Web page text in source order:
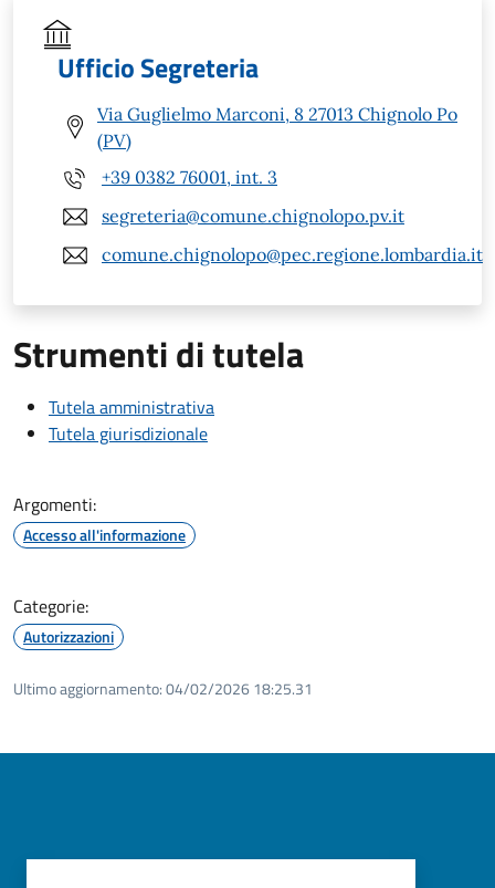
Ufficio Segreteria
Via Guglielmo Marconi, 8 27013 Chignolo Po
(PV)
+39 0382 76001, int. 3
segreteria@comune.chignolopo.pv.it
comune.chignolopo@pec.regione.lombardia.it
Strumenti di tutela
Tutela amministrativa
Tutela giurisdizionale
Argomenti:
Accesso all'informazione
Categorie:
Autorizzazioni
Ultimo aggiornamento:04/02/2026 18:25.31